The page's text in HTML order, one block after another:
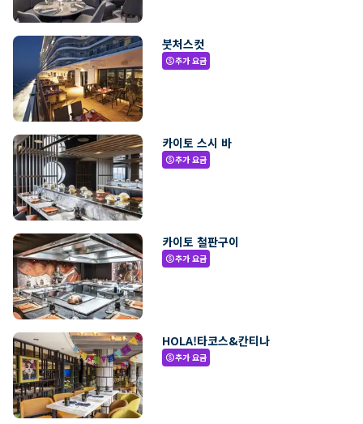
붓처스컷
paid추가 요금
카이토 스시 바
paid추가 요금
카이토 철판구이
paid추가 요금
HOLA!타코스&칸티나
paid추가 요금